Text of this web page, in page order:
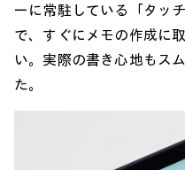
ーに常駐している「タッ
で、すぐにメモの作成に
い。実際の書き心地もス
た。